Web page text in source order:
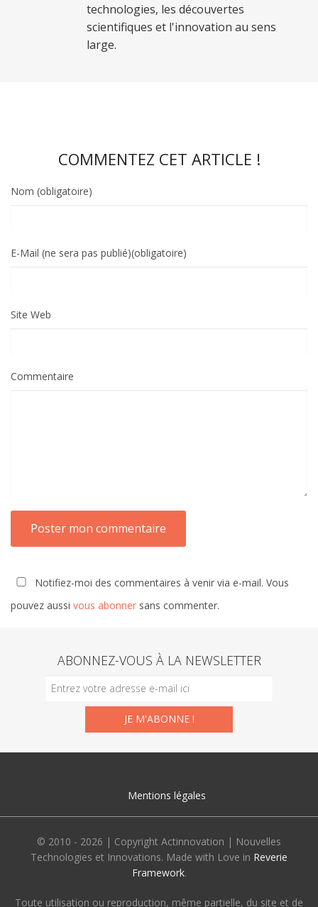
technologies, les découvertes
scientifiques et l'innovation au sens
large.
COMMENTEZ CET ARTICLE !
Nom (obligatoire)
E-Mail (ne sera pas publié)(obligatoire)
Site Web
Commentaire
Notifiez-moi des commentaires à venir via e-mail. Vous
pouvez aussi vous abonner sans commenter.
ABONNEZ-VOUS À LA NEWSLETTER
Mentions légales
© 2010 - 2026 | Copyright Actinnovation | Nouvelles
Technologies et Innovations. Made with Love in Reverie
Framework.
Toute utilisation ou reproduction, même partielle, du site et de